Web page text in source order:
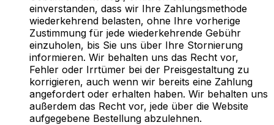
einverstanden, dass wir Ihre Zahlungsmethode
wiederkehrend belasten, ohne Ihre vorherige
Zustimmung für jede wiederkehrende Gebühr
einzuholen, bis Sie uns über Ihre Stornierung
informieren. Wir behalten uns das Recht vor,
Fehler oder Irrtümer bei der Preisgestaltung zu
korrigieren, auch wenn wir bereits eine Zahlung
angefordert oder erhalten haben. Wir behalten uns
außerdem das Recht vor, jede über die Website
aufgegebene Bestellung abzulehnen.